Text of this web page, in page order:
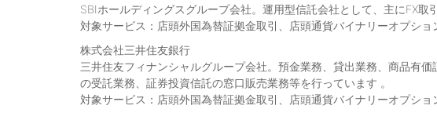
SBIホールディングスグループ会社。運用型信託会社として、主にFX
対象サービス：店頭外国為替証拠金取引、店頭通貨バイナリーオプショ
株式会社三井住友銀行
三井住友フィナンシャルグループ会社。預金業務、貸出業務、商品有
の受託業務、証券投資信託の窓口販売業務等を行っています 。
対象サービス：店頭外国為替証拠金取引、店頭通貨バイナリーオプショ